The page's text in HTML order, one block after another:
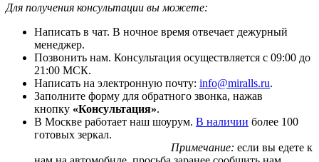
Для получения консультации вы можете:
Написать в чат. В ночное время отвечает дежурный
менеджер.
Позвонить нам. Консультация осуществляется с 09:00 до
21:00 МСК.
Написать на электронную почту: info@miralls.ru.
Заполните форму для обратного звонка, нажав
кнопку «Консультация».
В Москве работает наш шоурум. В наличии более 100
готовых зеркал.
Примечание: если вы едете к